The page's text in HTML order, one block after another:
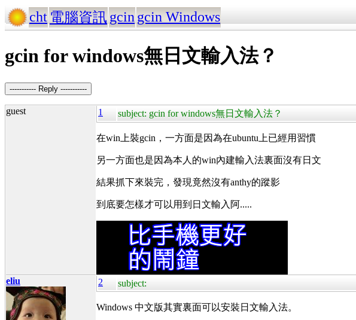
cht 電腦資訊 gcin gcin Windows
gcin for windows無日文輸入法？
----------- Reply -----------
guest 1 subject: gcin for windows無日文輸入法？
在win上裝gcin，一方面是因為在ubuntu上已經用習慣
另一方面也是因為本人的win內建輸入法裏面沒有日文
結果抓下來裝完，發現竟然沒有anthy的蹤影
到底要怎樣才可以用到日文輸入阿.....
eliu 2 subject:
Windows 中文版其實裏面可以安裝日文輸入法。